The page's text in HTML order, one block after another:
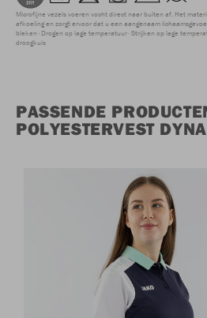
Microfijne vezels voeren vocht direct naar buiten af. Het
afkoeling en zorgt ervoor dat u een aangenaam
bleken Drogen op lage temperatuur Strijken op lage
droogkuis
PASSENDE
POLYESTERVEST